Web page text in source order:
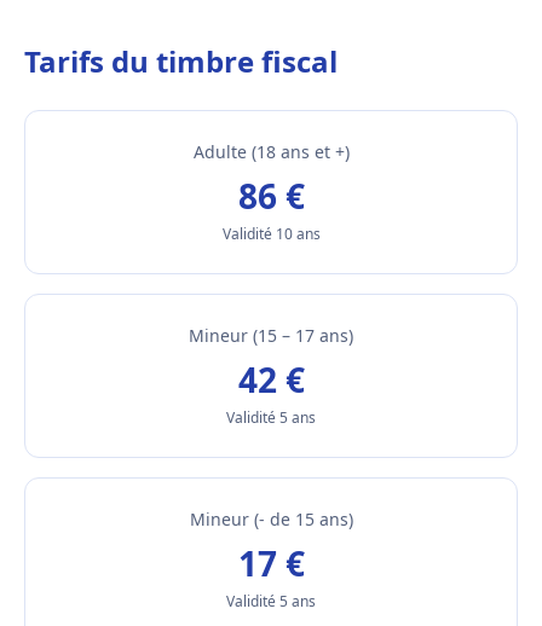
Tarifs du timbre fiscal
Adulte (18 ans et +)
86 €
Validité 10 ans
Mineur (15 – 17 ans)
42 €
Validité 5 ans
Mineur (- de 15 ans)
17 €
Validité 5 ans